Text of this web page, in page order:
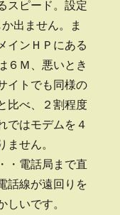
スピード。設定
出ません。ま
インＨＰにある
６Ｍ、悪いとき
イトでも同様の
比べ、２割程度
ではモデムを４
せん。
・電話局まで直
話線が遠回りを
いです。